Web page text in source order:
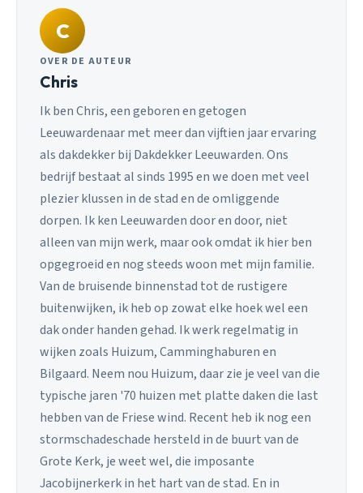
C
OVER DE AUTEUR
Chris
Ik ben Chris, een geboren en getogen
Leeuwardenaar met meer dan vijftien jaar ervaring
als dakdekker bij Dakdekker Leeuwarden. Ons
bedrijf bestaat al sinds 1995 en we doen met veel
plezier klussen in de stad en de omliggende
dorpen. Ik ken Leeuwarden door en door, niet
alleen van mijn werk, maar ook omdat ik hier ben
opgegroeid en nog steeds woon met mijn familie.
Van de bruisende binnenstad tot de rustigere
buitenwijken, ik heb op zowat elke hoek wel een
dak onder handen gehad. Ik werk regelmatig in
wijken zoals Huizum, Camminghaburen en
Bilgaard. Neem nou Huizum, daar zie je veel van die
typische jaren '70 huizen met platte daken die last
hebben van de Friese wind. Recent heb ik nog een
stormschadeschade hersteld in de buurt van de
Grote Kerk, je weet wel, die imposante
Jacobijnerkerk in het hart van de stad. En in